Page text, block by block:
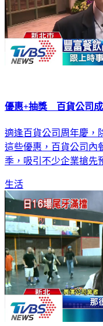
優惠+抽獎 百貨公司
適逢百貨公司周年慶，
這些優惠，百貨公司內
季，吸引不少企業搶先
生活